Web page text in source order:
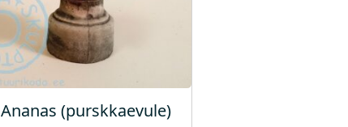
Ananas (purskkaevule)